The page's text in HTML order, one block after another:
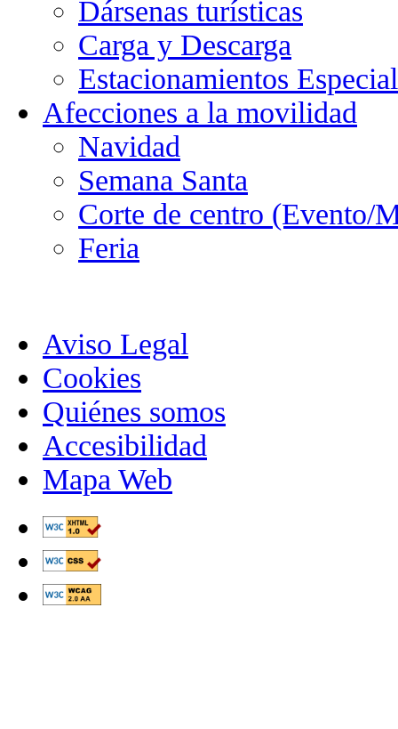
Dársenas turísticas
Carga y Descarga
Estacionamientos
Afecciones a la movilidad
Navidad
Semana Santa
Corte de centro (Evento/
Feria
Aviso Legal
Cookies
Quiénes somos
Accesibilidad
Mapa Web